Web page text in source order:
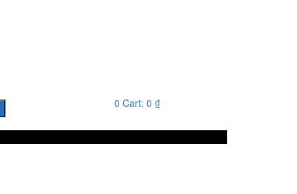
0 Cart: 0 ₫